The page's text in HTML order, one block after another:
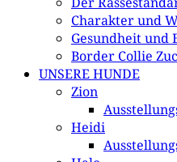
Charakter und
Gesundheit und
Border Collie
UNSERE HUNDE
Zion
Heidi